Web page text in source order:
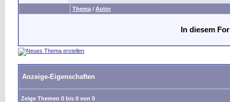
Thema / Autor
In diesem
Anzeige-Eigenschaften
Zeige Themen 0 bis 0 von 0